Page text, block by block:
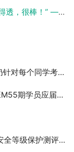
——来自学员的真实认可
每一个同学知识点都掌握牢靠。
业生拿到入职offer啦
更新解读》公开课！